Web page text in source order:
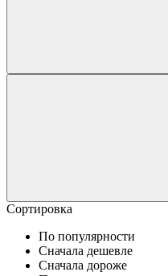
Сортировка
По популярности
Сначала дешевле
Сначала дороже